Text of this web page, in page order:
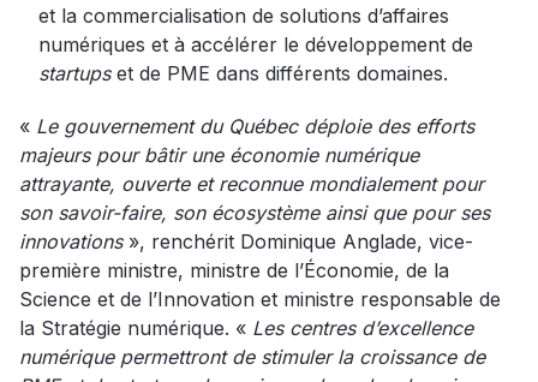
et la commercialisation de solutions d’affaires
numériques et à accélérer le développement de
startups et de PME dans différents domaines.
« Le gouvernement du Québec déploie des efforts
majeurs pour bâtir une économie numérique
attrayante, ouverte et reconnue mondialement pour
son savoir-faire, son écosystème ainsi que pour ses
innovations », renchérit Dominique Anglade, vice-
première ministre, ministre de l’Économie, de la
Science et de l’Innovation et ministre responsable de
la Stratégie numérique. « Les centres d’excellence
numérique permettront de stimuler la croissance de